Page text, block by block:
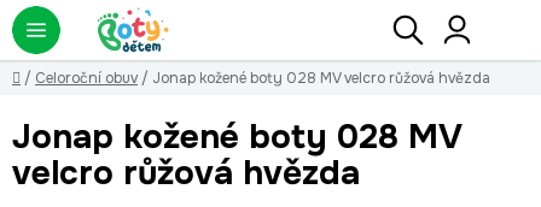
Přejít
na
obsah
Hledat
Domů
/ Celoroční obuv / Jonap kožené boty 028 MV velcro růžová hvězda
Jonap kožené boty 028 MV
velcro růžová hvězda